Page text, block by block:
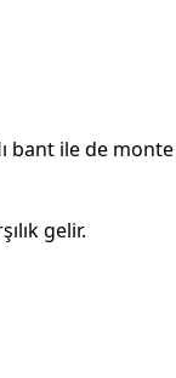
bant ile de
gelir.